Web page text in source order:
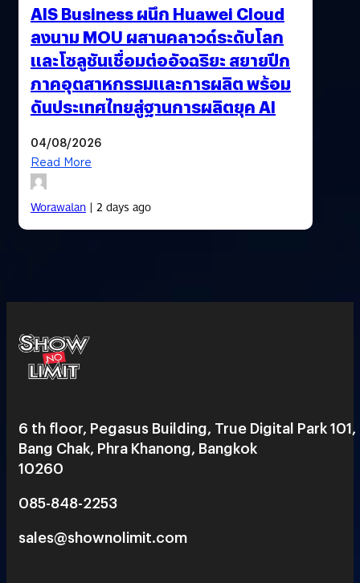
AIS Business ผนึก Huawei Cloud
ลงนาม MOU ผสานคลาวด์ระดับโลก
และโซลูชันเชื่อมต่ออัจฉริยะ สยายปีก
ภาคอุตสาหกรรมและการผลิต พร้อม
ดันประเทศไทยสู่ฐานการผลิตยุค AI
04/08/2026
Read More
Worawalan| 2 days ago
6 th floor, Pegasus Building, True Digital Park 101,
Bang Chak, Phra Khanong, Bangkok
10260
085-848-2253
sales@shownolimit.com